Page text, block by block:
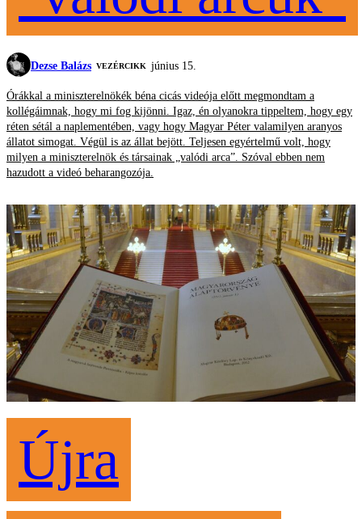
Dezse Balázs VEZÉRCIKK június 15.
Órákkal a miniszterelnökék béna cicás videója előtt megmondtam a
kollégáimnak, hogy mi fog kijönni. Igaz, én olyanokra tippeltem, hogy egy
réten sétál a naplementében, vagy hogy Magyar Péter valamilyen aranyos
állatot simogat. Végül is az állat bejött. Teljesen egyértelmű volt, hogy
milyen a miniszterelnök és társainak „valódi arca”. Szóval ebben nem
hazudott a videó beharangozója.
Újra